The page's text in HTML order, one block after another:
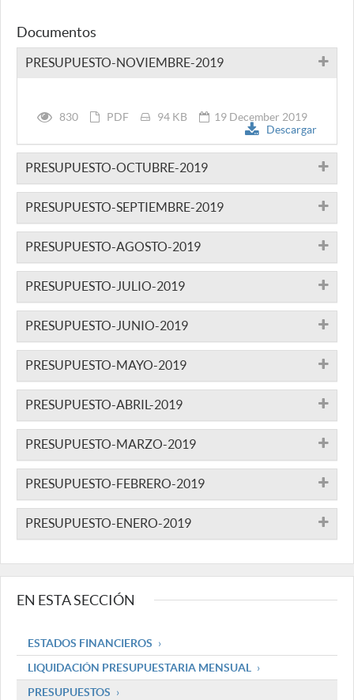
Documentos
PRESUPUESTO-NOVIEMBRE-2019
830 PDF 94 KB
19 December 2019
Descargar
PRESUPUESTO-OCTUBRE-2019
PRESUPUESTO-SEPTIEMBRE-2019
PRESUPUESTO-AGOSTO-2019
PRESUPUESTO-JULIO-2019
PRESUPUESTO-JUNIO-2019
PRESUPUESTO-MAYO-2019
PRESUPUESTO-ABRIL-2019
PRESUPUESTO-MARZO-2019
PRESUPUESTO-FEBRERO-2019
PRESUPUESTO-ENERO-2019
EN ESTA SECCIÓN
ESTADOS FINANCIEROS
LIQUIDACIÓN PRESUPUESTARIA MENSUAL
PRESUPUESTOS